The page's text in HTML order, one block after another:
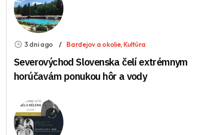
3 dni ago Bardejov a okolie, Kultúra
Severovýchod Slovenska čelí extrémnym
horúčavám ponukou hôr a vody